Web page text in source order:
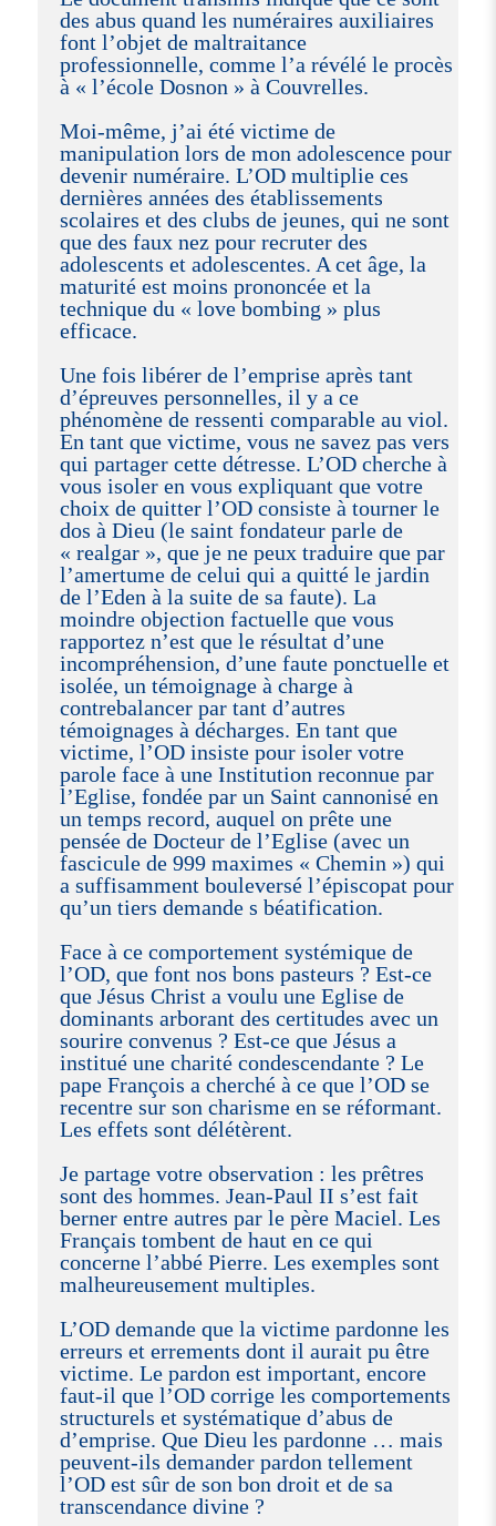
des abus quand les numéraires auxiliaires
font l’objet de maltraitance
professionnelle, comme l’a révélé le procès
à « l’école Dosnon » à Couvrelles.
Moi-même, j’ai été victime de
manipulation lors de mon adolescence pour
devenir numéraire. L’OD multiplie ces
dernières années des établissements
scolaires et des clubs de jeunes, qui ne sont
que des faux nez pour recruter des
adolescents et adolescentes. A cet âge, la
maturité est moins prononcée et la
technique du « love bombing » plus
efficace.
Une fois libérer de l’emprise après tant
d’épreuves personnelles, il y a ce
phénomène de ressenti comparable au viol.
En tant que victime, vous ne savez pas vers
qui partager cette détresse. L’OD cherche à
vous isoler en vous expliquant que votre
choix de quitter l’OD consiste à tourner le
dos à Dieu (le saint fondateur parle de
« realgar », que je ne peux traduire que par
l’amertume de celui qui a quitté le jardin
de l’Eden à la suite de sa faute). La
moindre objection factuelle que vous
rapportez n’est que le résultat d’une
incompréhension, d’une faute ponctuelle et
isolée, un témoignage à charge à
contrebalancer par tant d’autres
témoignages à décharges. En tant que
victime, l’OD insiste pour isoler votre
parole face à une Institution reconnue par
l’Eglise, fondée par un Saint cannonisé en
un temps record, auquel on prête une
pensée de Docteur de l’Eglise (avec un
fascicule de 999 maximes « Chemin ») qui
a suffisamment bouleversé l’épiscopat pour
qu’un tiers demande s béatification.
Face à ce comportement systémique de
l’OD, que font nos bons pasteurs ? Est-ce
que Jésus Christ a voulu une Eglise de
dominants arborant des certitudes avec un
sourire convenus ? Est-ce que Jésus a
institué une charité condescendante ? Le
pape François a cherché à ce que l’OD se
recentre sur son charisme en se réformant.
Les effets sont délétèrent.
Je partage votre observation : les prêtres
sont des hommes. Jean-Paul II s’est fait
berner entre autres par le père Maciel. Les
Français tombent de haut en ce qui
concerne l’abbé Pierre. Les exemples sont
malheureusement multiples.
L’OD demande que la victime pardonne les
erreurs et errements dont il aurait pu être
victime. Le pardon est important, encore
faut-il que l’OD corrige les comportements
structurels et systématique d’abus de
d’emprise. Que Dieu les pardonne … mais
peuvent-ils demander pardon tellement
l’OD est sûr de son bon droit et de sa
transcendance divine ?